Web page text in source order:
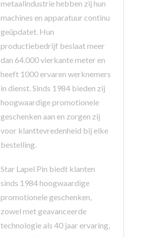
metaalindustrie hebben zij hun
machines en apparatuur continu
geüpdatet. Hun
productiebedrijf beslaat meer
dan 64.000 vierkante meter en
heeft 1000 ervaren werknemers
in dienst. Sinds 1984 bieden zij
hoogwaardige promotionele
geschenken aan en zorgen zij
voor klanttevredenheid bij elke
bestelling.
Star Lapel Pin biedt klanten
sinds 1984 hoogwaardige
promotionele geschenken,
zowel met geavanceerde
technologie als 40 jaar ervaring,